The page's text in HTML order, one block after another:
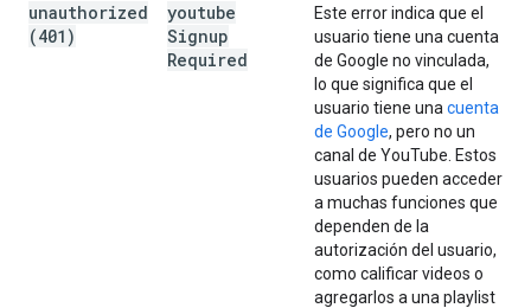
unauthorized
(401)
youtube
Signup
Required
Este error indica que el
usuario tiene una cuenta
de Google no vinculada,
lo que significa que el
usuario tiene una cuenta
de Google, pero no un
canal de YouTube. Estos
usuarios pueden acceder
a muchas funciones que
dependen de la
autorización del usuario,
como calificar videos o
agregarlos a una playlist